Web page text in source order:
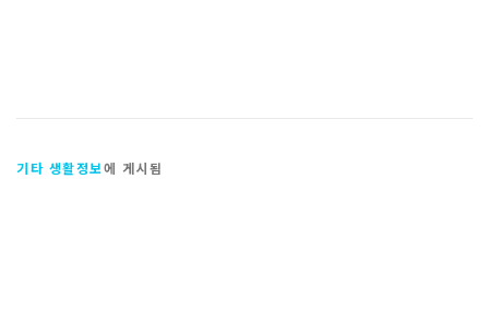
기타 생활정보에 게시됨